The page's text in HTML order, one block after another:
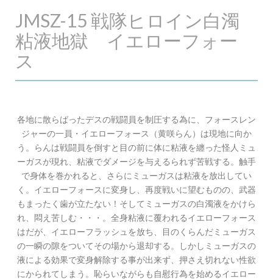
JMSZ-15 戦隊ヒロイン白濁
粘液地獄 イエローフォー
ス
各地に散らばったデスの戦闘員を制圧する為に、フォースレン
ジャーの一員・イエローフォース（黄咲らん）は現地に向か
う。らんは戦闘員を倒すと目の前に体に粘液を纏った怪人ミュ
ーガスが現れ、粘液でダメージを与えるられず苦戦する。触手
で身体を巻かれると、さらにミューガスは粘液を放出してい
く。イエローフォースに変身し、再度戦いに望むものの、武器
もまったく歯が立たない！そしてミューガスの白濁液をかけら
れ、悶え苦しむ・・・。全身粘液に覆われるイエローフォース
はだが、イエローフラッシュを放ち、目のくらんだミューガス
の一瞬の隙をついてその場から退却する。しかしミューガスの
液による効果で変身解除する事が出来ず、押さえ切れない性欲
にかられてしまう。恥らいながらも自慰行為を始めるイエロー